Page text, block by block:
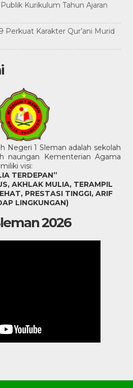
Kurikulum Tahun Ajaran
Perkuat Karakter Qur’ani Murid
1 Sleman adalah sekolah
naungan Kementerian Agama
visi:
TERDEPAN”
AKHLAK MULIA, TERAMPIL
PRESTASI TINGGI, ARIF
LINGKUNGAN)
2026